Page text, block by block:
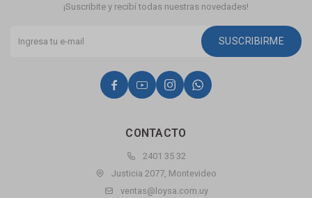
CONTACTO
2401 35 32
Justicia 2077, Montevideo
ventas@loysa.com.uy
¡Suscribite y recibí todas nuestras novedades!
SUSCRIBIRME
   